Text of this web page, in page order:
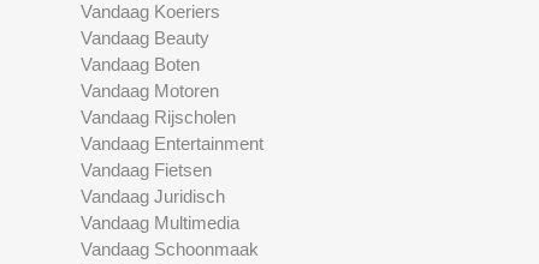
Vandaag Koeriers
Vandaag Beauty
Vandaag Boten
Vandaag Motoren
Vandaag Rijscholen
Vandaag Entertainment
Vandaag Fietsen
Vandaag Juridisch
Vandaag Multimedia
Vandaag Schoonmaak